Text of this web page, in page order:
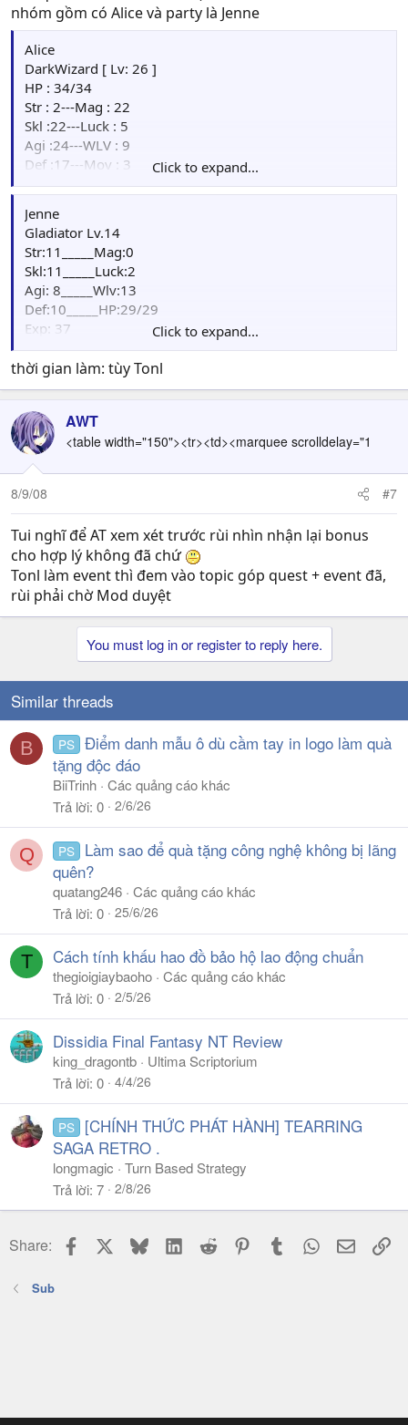
nhóm gồm có Alice và party là Jenne
Alice
DarkWizard [ Lv: 26 ]
HP : 34/34
Str : 2---Mag : 22
Skl :22---Luck : 5
Agi :24---WLV : 9
Def :17---Mov : 3
Weapon: Evil Worm[+3AGI](3/26), King Cobra(30/30).
Herb(2), Recover(3), Lv Potion (2)
Skill: Summon, Possess, Black Door
Click to expand...
Jenne
Gladiator Lv.14
Str:11_____Mag:0
Skl:11_____Luck:2
Agi: 8_____Wlv:13
Def:10_____HP:29/29
Exp: 37
Point: 00
Weapon: Master Axe(90/90), Shield Axe(27/28), Scissor
axe(15), Silver Axe[+ 40CRT](40/40)
Skill: Double Strike, Charge
Click to expand...
thời gian làm: tùy Tonl
AWT
<table width="150"><tr><td><marquee scrolldelay="1
8/9/08 #7
Tui nghĩ để AT xem xét trước rùi nhìn nhận lại bonus
cho hợp lý không đã chứ
Tonl làm event thì đem vào topic góp quest + event đã,
rùi phải chờ Mod duyệt
You must log in or register to reply here.
Similar threads
B PS Điểm danh mẫu ô dù cầm tay in logo làm quà
tặng độc đáo
BiiTrinh Các quảng cáo khác
Trả lời 0 2/6/26
Q PS
Làm sao để quà tặng công nghệ không bị lãng
quên?
quatang246 Các quảng cáo khác
Trả lời 0 25/6/26
T Cách tính khấu hao đồ bảo hộ lao động chuẩn
thegioigiaybaoho Các quảng cáo khác
Trả lời 0 2/5/26
Dissidia Final Fantasy NT Review
king_dragontb
Ultima Scriptorium
Trả lời 0 4/4/26
PS
[CHÍNH THỨC PHÁT HÀNH] TEARRING
SAGA RETRO .
longmagic
Turn Based Strategy
Trả lời 7 2/8/26
Share: Facebook BlueskyLinkedIn
Reddit PinterestTumblr WhatsApp
Email
Sub